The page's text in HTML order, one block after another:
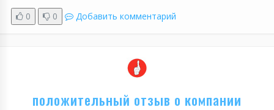
0 0 Добавить комментарий
положительный отзыв о компании